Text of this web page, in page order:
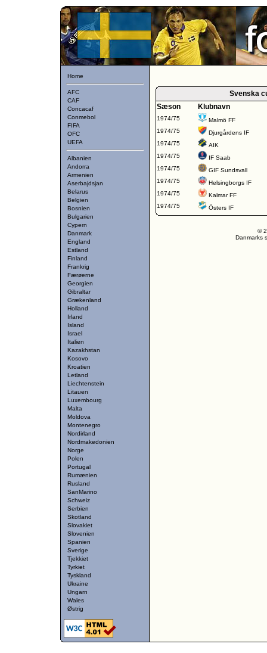
Home
AFC
CAF
Concacaf
Conmebol
FIFA
OFC
UEFA
Albanien
Andorra
Armenien
Aserbajdsjan
Belarus
Belgien
Bosnien
Bulgarien
Cypern
Danmark
England
Estland
Finland
Frankrig
Færøerne
Georgien
Gibraltar
Grækenland
Holland
Irland
Island
Israel
Italien
Kazakhstan
Kosovo
Kroatien
Letland
Liechtenstein
Litauen
Luxembourg
Malta
Moldova
Montenegro
Nordirland
Nordmakedonien
Norge
Polen
Portugal
Rumænien
Rusland
SanMarino
Schweiz
Serbien
Skotland
Slovakiet
Slovenien
Spanien
Sverige
Tjekkiet
Tyrkiet
Tyskland
Ukraine
Ungarn
Wales
Østrig
Svenska
Sæson
Klubnavn
1974/75
Malmö FF
1974/75
Djurgårdens IF
1974/75
AIK
1974/75
IF Saab
1974/75
GIF Sundsvall
1974/75
Helsingborgs IF
1974/75
Kalmar FF
1974/75
Östers IF
©
Danmarks